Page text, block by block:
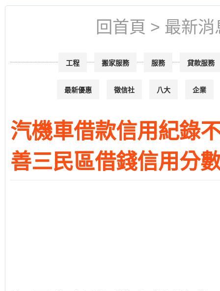
回首頁 > 最新消
貸款服務
服務
搬家服務
工程
企業
八大
徵信社
最新優惠
汽機車借款信用紀錄
善三民區借錢信用分